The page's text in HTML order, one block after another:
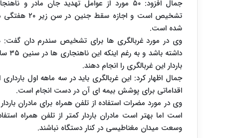
جمال افزود: ۵۰ مورد از عوامل تهدید جان
تشخیص است و
شده است.
وی در مورد غربالگری ها برای تشخیص سندرم دان گفت:
باردار این غربالگری را انجام دهند.
اقداماتی برای پوشش بیمه ای آن در دست انجام است.
وی در مورد مضرات استفاده از تلفن همراه برای مادران
است اما بهتر است مادران باردار کمتر از تلفن همراه
وسعت میدان مغناطیسی در کنار دستگاه نباشند.